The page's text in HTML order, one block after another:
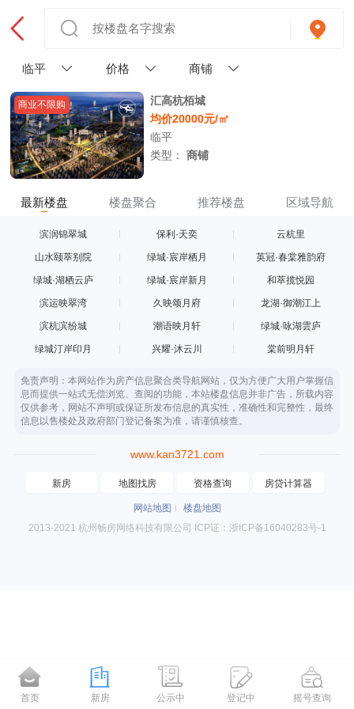
临平 价格 商铺
商业不限购
汇高杭栢城
均价20000元/㎡
临平
类型：商铺
最新楼盘 楼盘聚合 推荐楼盘 区域导航
滨润锦翠城 保利·天奕 云杭里
山水颐萃别院 绿城·宸岸栖月 英冠·春棠雅韵府
绿城·湖栖云庐 绿城·宸岸新月 和萃揽悦园
滨运映翠湾 久映颂月府 龙湖·御潮江上
滨杭滨纷城 潮语映月轩 绿城·咏湖雲庐
绿城汀岸印月 兴耀·沐云川 棠前明月轩
免责声明：本网站作为房产信息聚合类导航网站，仅为方便广大用户掌握信
息而提供一站式无偿浏览、查阅的功能，本站楼盘信息并非广告，所载内容
仅供参考，网站不声明或保证所发布信息的真实性，准确性和完整性，最终
信息以售楼处及政府部门登记备案为准，请谨慎核查。
www.kan3721.com
新房 地图找房 资格查询 房贷计算器
网站地图
楼盘地图
2013-2021 杭州畅房网络科技有限公司 ICP证：浙ICP备16040283号-1
首页 新房 公示中 登记中 摇号查询